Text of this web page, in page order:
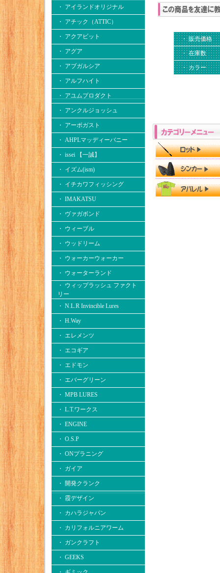
・ アイランドオリジナル
・ アチック（ATTIC）
・ アクアビット
・ アグア
・ アブガルシア
・ アルフハイト
・ アユムプロダクト
・ アンクルジョッシュ
・ アーボガスト
・ AHPLマッディーバニー
・ issei 【一誠】
・ イズム(ism)
・ イチカワフィッシング
・ IMAKATSU
・ ヴァガボンド
・ ウィーブル
・ ウッドリーム
・ ウォーカーウォーカー
・ ウォーターランド
・ ウィップラッシュ ファクト
リー
・ N.L.R Invincible Lures
・ H.Way
・ エレメンツ
・ エコギア
・ エドモン
・ エバーグリーン
・ MPB LURES
・ L.T.ワークス
・ ENGINE
・ O.S.P
・ ONプラニング
・ ガイア
・ 開発クランク
・ 霞デザイン
・ カハラジャパン
・ カリフォルニアワーム
・ ガンクラフト
・ GEEKS
・ 販売価格
・ 在庫数
・ カラー